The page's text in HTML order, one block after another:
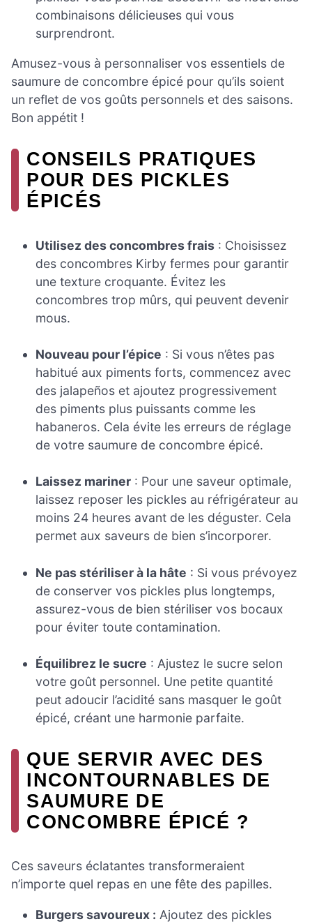
combinaisons délicieuses qui vous
surprendront.
Amusez-vous à personnaliser vos essentiels de
saumure de concombre épicé pour qu’ils soient
un reflet de vos goûts personnels et des saisons.
Bon appétit !
CONSEILS PRATIQUES
POUR DES PICKLES
ÉPICÉS
Utilisez des concombres frais : Choisissez
des concombres Kirby fermes pour garantir
une texture croquante. Évitez les
concombres trop mûrs, qui peuvent devenir
mous.
Nouveau pour l’épice : Si vous n’êtes pas
habitué aux piments forts, commencez avec
des jalapeños et ajoutez progressivement
des piments plus puissants comme les
habaneros. Cela évite les erreurs de réglage
de votre saumure de concombre épicé.
Laissez mariner : Pour une saveur optimale,
laissez reposer les pickles au réfrigérateur au
moins 24 heures avant de les déguster. Cela
permet aux saveurs de bien s’incorporer.
Ne pas stériliser à la hâte : Si vous prévoyez
de conserver vos pickles plus longtemps,
assurez-vous de bien stériliser vos bocaux
pour éviter toute contamination.
Équilibrez le sucre : Ajustez le sucre selon
votre goût personnel. Une petite quantité
peut adoucir l’acidité sans masquer le goût
épicé, créant une harmonie parfaite.
QUE SERVIR AVEC DES
INCONTOURNABLES DE
SAUMURE DE
CONCOMBRE ÉPICÉ ?
Ces saveurs éclatantes transformeraient
n’importe quel repas en une fête des papilles.
Burgers savoureux : Ajoutez des pickles